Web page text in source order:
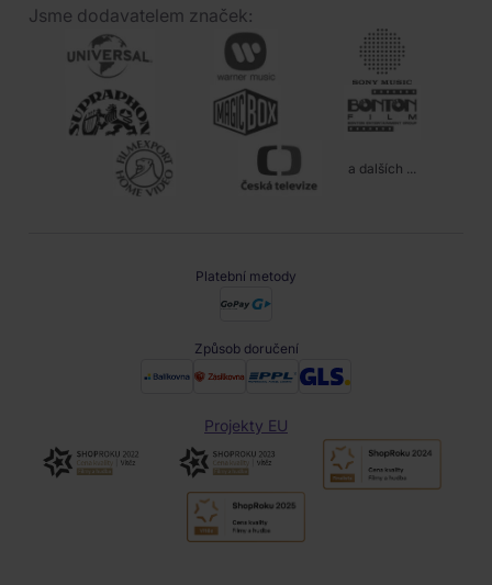
Jsme dodavatelem značek:
a dalších ...
Platební metody
Způsob doručení
Projekty EU